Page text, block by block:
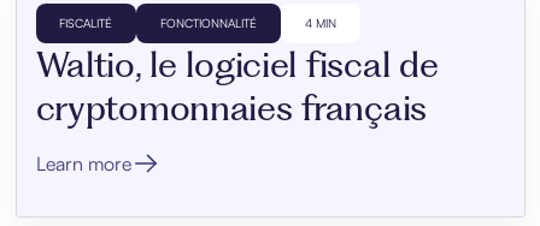
FISCALITÉ FONCTIONNALITÉ 4 MIN
Waltio, le logiciel fiscal de
cryptomonnaies français
Learn more